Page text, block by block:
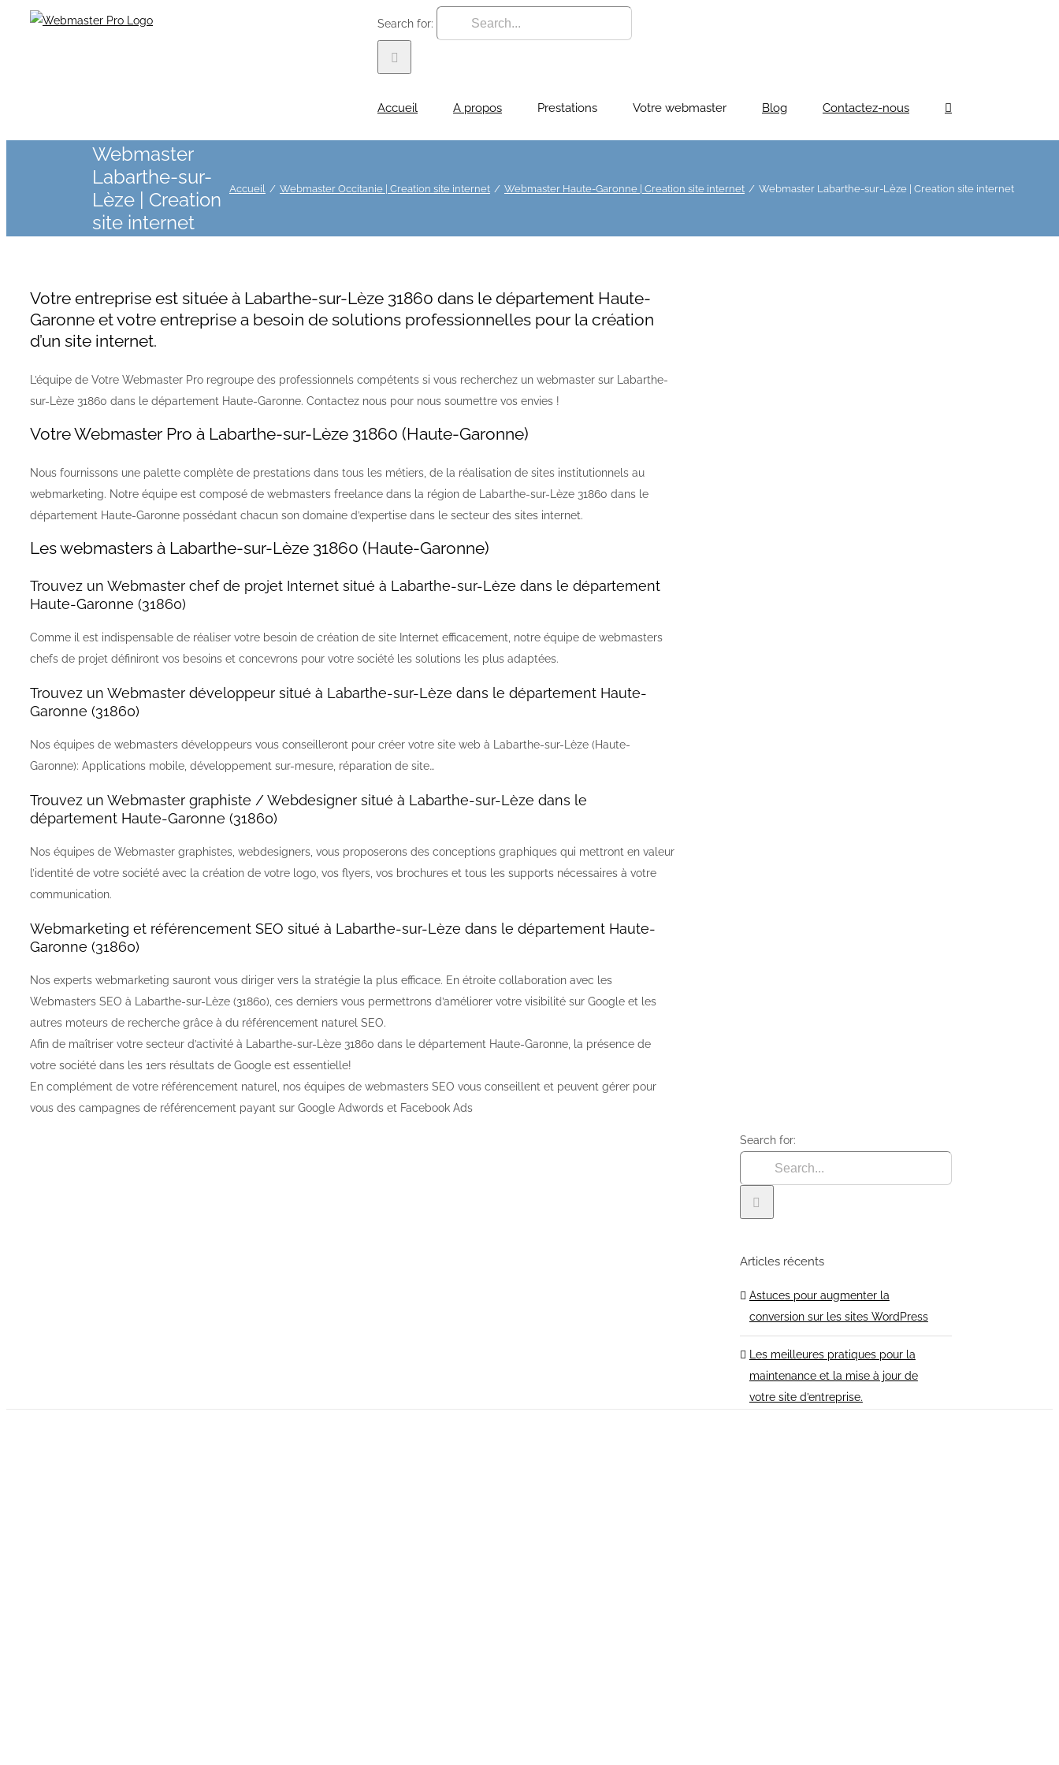
Search for:
Accueil A propos Prestations Votre webmaster Blog Contactez-nous
Webmaster
Labarthe-sur-
Lèze | Creation
site internet
Accueil Webmaster Occitanie | Creation site internet Webmaster Haute-Garonne | Creation site internet Webmaster Labarthe-sur-Lèze | Creation site internet
Votre entreprise est située à Labarthe-sur-Lèze 31860 dans le département Haute-
Garonne et votre entreprise a besoin de solutions professionnelles pour la création
d’un site internet.
L’équipe de Votre Webmaster Pro regroupe des professionnels compétents si vous recherchez un webmaster sur Labarthe-
sur-Lèze 31860 dans le département Haute-Garonne. Contactez nous pour nous soumettre vos envies !
Votre Webmaster Pro à Labarthe-sur-Lèze 31860 (Haute-Garonne)
Nous fournissons une palette complète de prestations dans tous les métiers, de la réalisation de sites institutionnels au
webmarketing. Notre équipe est composé de webmasters freelance dans la région de Labarthe-sur-Lèze 31860 dans le
département Haute-Garonne possédant chacun son domaine d’expertise dans le secteur des sites internet.
Les webmasters à Labarthe-sur-Lèze 31860 (Haute-Garonne)
Trouvez un Webmaster chef de projet Internet situé à Labarthe-sur-Lèze dans le département
Haute-Garonne (31860)
Comme il est indispensable de réaliser votre besoin de création de site Internet efficacement, notre équipe de webmasters
chefs de projet définiront vos besoins et concevrons pour votre société les solutions les plus adaptées.
Trouvez un Webmaster développeur situé à Labarthe-sur-Lèze dans le département Haute-
Garonne (31860)
Nos équipes de webmasters développeurs vous conseilleront pour créer votre site web à Labarthe-sur-Lèze (Haute-
Garonne): Applications mobile, développement sur-mesure, réparation de site…
Trouvez un Webmaster graphiste / Webdesigner situé à Labarthe-sur-Lèze dans le
département Haute-Garonne (31860)
Nos équipes de Webmaster graphistes, webdesigners, vous proposerons des conceptions graphiques qui mettront en valeur
l’identité de votre société avec la création de votre logo, vos flyers, vos brochures et tous les supports nécessaires à votre
communication.
Webmarketing et référencement SEO situé à Labarthe-sur-Lèze dans le département Haute-
Garonne (31860)
Nos experts webmarketing sauront vous diriger vers la stratégie la plus efficace. En étroite collaboration avec les
Webmasters SEO à Labarthe-sur-Lèze (31860), ces derniers vous permettrons d’améliorer votre visibilité sur Google et les
autres moteurs de recherche grâce à du référencement naturel SEO.
Afin de maîtriser votre secteur d’activité à Labarthe-sur-Lèze 31860 dans le département Haute-Garonne, la présence de
votre société dans les 1ers résultats de Google est essentielle!
En complément de votre référencement naturel, nos équipes de webmasters SEO vous conseillent et peuvent gérer pour
vous des campagnes de référencement payant sur Google Adwords et Facebook Ads
Search for:
Articles récents
Astuces pour augmenter la
conversion sur les sites WordPress
Les meilleures pratiques pour la
maintenance et la mise à jour de
votre site d’entreprise.